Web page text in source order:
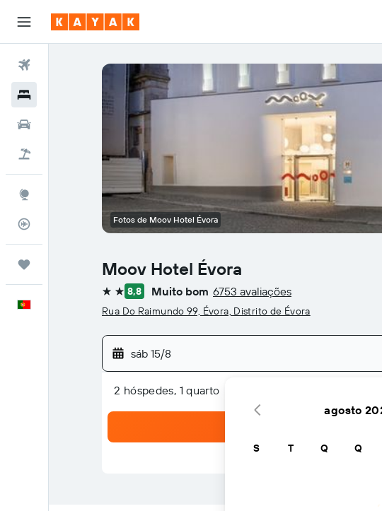
Monitorizador de voos
Moov Hotel Évora
2 estrelas
8,8 Muito bom 6753 avaliações
Rua Do Raimundo 99, Évora, Distrito de Évora
sáb 15/8
2 hóspedes, 1 quarto
Fotos de Moov Hotel Évora
agosto
S T Q Q